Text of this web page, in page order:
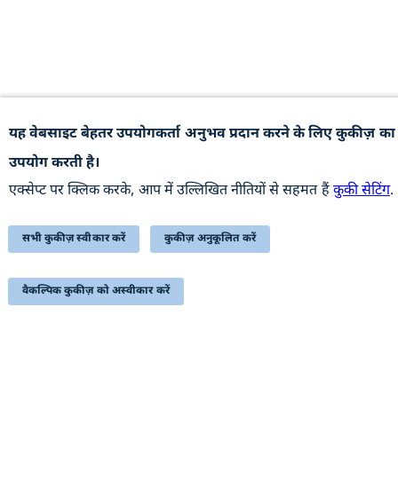
यह वेबसाइट बेहतर उपयोगकर्ता अनुभव प्रदान करने के लिए कुकीज़ का
उपयोग करती है।
एक्सेप्ट पर क्लिक करके, आप में उल्लिखित नीतियों से सहमत हैंकुकी सेटिंग.
सभी कुकीज़ स्वीकार करें कुकीज़ अनुकूलित करें
वैकल्पिक कुकीज़ को अस्वीकार करें
उपयोगी कड़ियां
अभिलेखागार
वेबसाइट की नीतियाँ
सहायता
सम्बंधित लिंक्स